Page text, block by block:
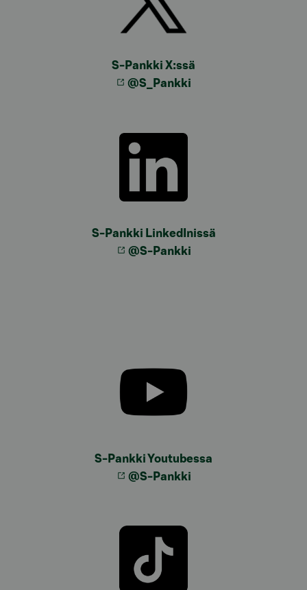
S-Pankki X:ssä
@S_Pankki
S-Pankki LinkedInissä
@S-Pankki
S-Pankki Youtubessa
@S-Pankki